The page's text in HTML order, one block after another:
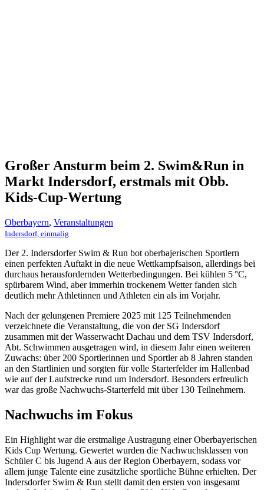
Großer Ansturm beim 2. Swim&Run in
Markt Indersdorf, erstmals mit Obb.
Kids-Cup-Wertung
Oberbayern, Veranstaltungen
Indersdorf, einmalig
Der 2. Indersdorfer Swim & Run bot oberbajerischen Sportlern
einen perfekten Auftakt in die neue Wettkampfsaison, allerdings bei
durchaus herausfordernden Wetterbedingungen. Bei kühlen 5 °C,
spürbarem Wind, aber immerhin trockenem Wetter fanden sich
deutlich mehr Athletinnen und Athleten ein als im Vorjahr.
Nach der gelungenen Premiere 2025 mit 125 Teilnehmenden
verzeichnete die Veranstaltung, die von der SG Indersdorf
zusammen mit der Wasserwacht Dachau und dem TSV Indersdorf,
Abt. Schwimmen ausgetragen wird, in diesem Jahr einen weiteren
Zuwachs: über 200 Sportlerinnen und Sportler ab 8 Jahren standen
an den Startlinien und sorgten für volle Starterfelder im Hallenbad
wie auf der Laufstrecke rund um Indersdorf. Besonders erfreulich
war das große Nachwuchs-Starterfeld mit über 130 Teilnehmern.
Nachwuchs im Fokus
Ein Highlight war die erstmalige Austragung einer Oberbayerischen
Kids Cup Wertung. Gewertet wurden die Nachwuchsklassen von
Schüler C bis Jugend A aus der Region Oberbayern, sodass vor
allem junge Talente eine zusätzliche sportliche Bühne erhielten. Der
Indersdorfer Swim & Run stellt damit den ersten von insgesamt